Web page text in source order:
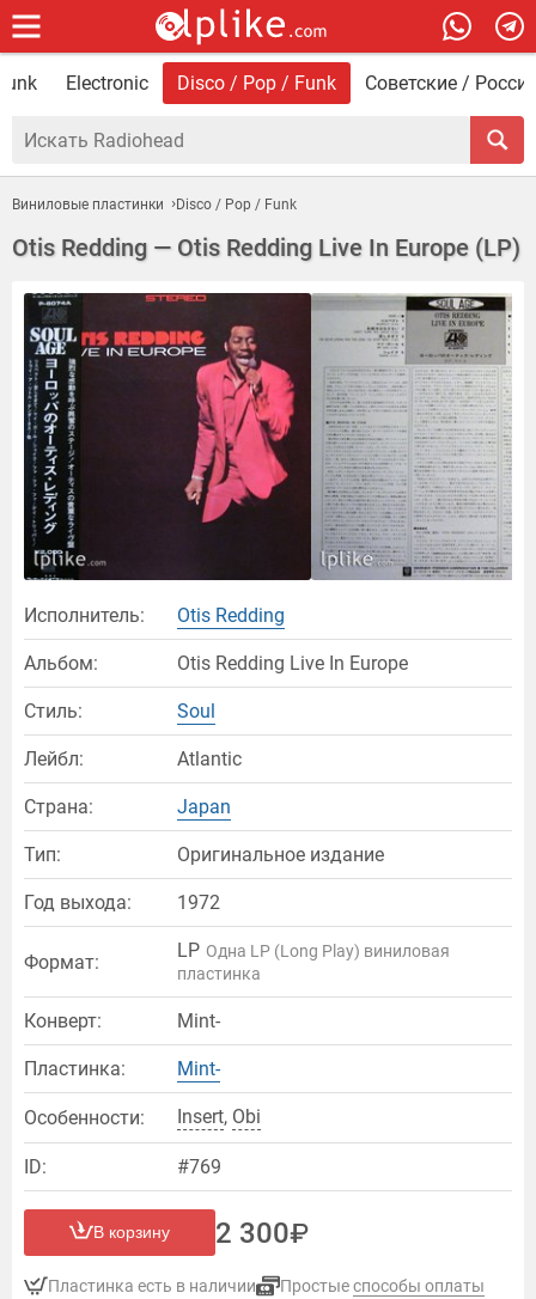
Electronic Disco / Pop / Funk Советские /
Виниловые пластинки Disco / Pop / Funk
Otis Redding — Otis Redding Live In Europe (LP)
Исполнитель: Otis Redding
Альбом: Otis Redding Live In Europe
Стиль: Soul
Лейбл: Atlantic
Страна: Japan
Тип: Оригинальное издание
Год выхода: 1972
Формат: LP Одна LP (Long Play) виниловая
пластинка
Конверт: Mint-
Пластинка: Mint-
Особенности: Insert, Оbi
ID: #769
В корзину 2 300
Пластинка есть в наличии Простыеспособы оплаты